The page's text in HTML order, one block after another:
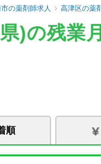
市の薬剤師求人 高津区の薬
)の残業
順